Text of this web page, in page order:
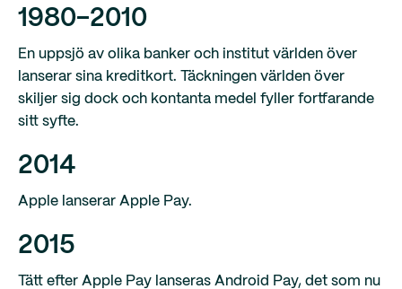
1980-2010
En uppsjö av olika banker och institut världen över
lanserar sina kreditkort. Täckningen världen över
skiljer sig dock och kontanta medel fyller fortfarande
sitt syfte.
2014
Apple lanserar Apple Pay.
2015
Tätt efter Apple Pay lanseras Android Pay, det som nu